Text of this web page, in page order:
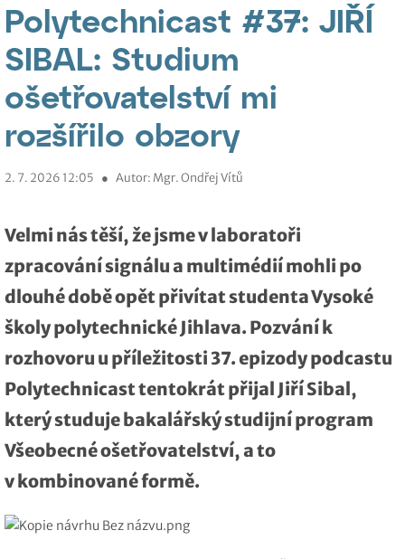
Polytechnicast #37: JIŘÍ
SIBAL: Studium
ošetřovatelství mi
rozšířilo obzory
2. 7. 2026 12:05 ● Autor: Mgr. Ondřej Vítů
Velmi nás těší, že jsme v laboratoři
zpracování signálu a multimédií mohli po
dlouhé době opět přivítat studenta Vysoké
školy polytechnické Jihlava. Pozvání k
rozhovoru u příležitosti 37. epizody podcastu
Polytechnicast tentokrát přijal Jiří Sibal,
který studuje bakalářský studijní program
Všeobecné ošetřovatelství, a to
vkombinované formě.